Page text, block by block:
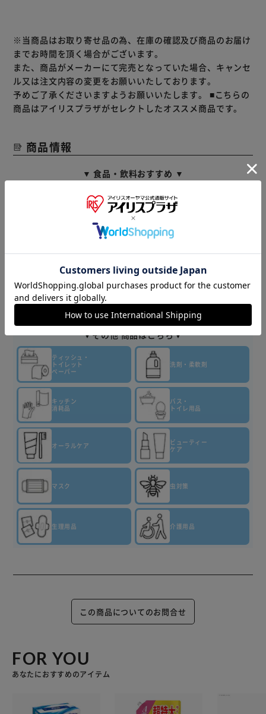
※当商品はお取り寄せ品の為、在庫の確認及び商品のお届け
までお時間を頂く場合がございます。
また、商品がメーカーにて完売となっていた場合、キャンセ
ル又は注文内容の変更をお願いいたしております。
予めご了承くださいますようお願いいたします。 ■こちらの
商品はアイリスプラザがセレクトしたオススメ商品です。
商品情報
▼ 食品・飲料おすすめ ▼
▼その他 商品はこちら▼
ティッシュ・
トイレット
ペーパー
洗剤・柔軟剤
キッチン
消耗品
バス・
トイレ用品
オーラルケア
ビューティー
ケア
マスク 虫対策
生理用品 介護用品
この商品についてのお問合せ
FOR YOU
あなたにおすすめのアイテム